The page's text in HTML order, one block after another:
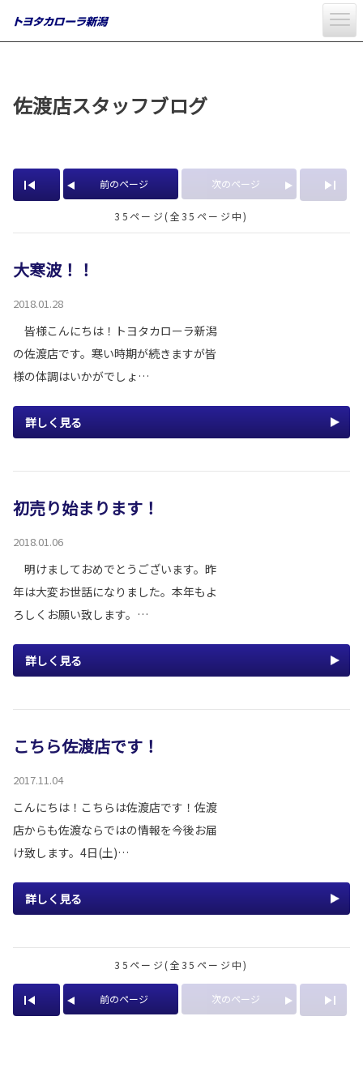
佐渡店スタッフブログ
前のページ 次のページ
35ページ(全35ページ中)
大寒波！！
2018.01.28
皆様こんにちは！トヨタカローラ新潟
の佐渡店です。寒い時期が続きますが皆
様の体調はいかがでしょ…
詳しく見る
初売り始まります！
2018.01.06
明けましておめでとうございます。昨
年は大変お世話になりました。本年もよ
ろしくお願い致します。…
詳しく見る
こちら佐渡店です！
2017.11.04
こんにちは！こちらは佐渡店です！佐渡
店からも佐渡ならではの情報を今後お届
け致します。4日(土)…
詳しく見る
35ページ(全35ページ中)
前のページ 次のページ